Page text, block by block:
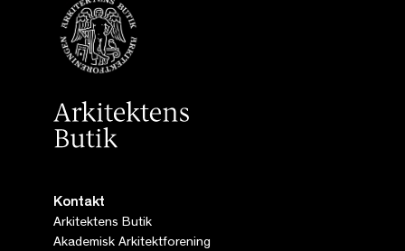
Kontakt
Arkitektens Butik
Akademisk Arkitektforening